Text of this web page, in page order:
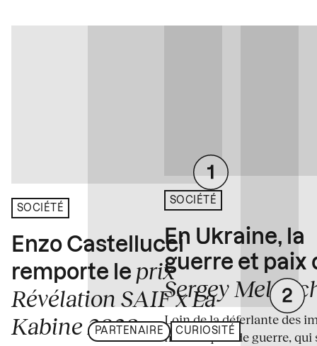
SOCIÉTÉ
Enzo Castellucci
remporte le prix
Révélation SAIF x La
Kabine 2026
PARTENAIRE CURIOSITÉ
SOCIÉTÉ
En Ukraine, la
guerre et paix
Sergey
Loin de la déferlante des
médiatiques de guerre, qui